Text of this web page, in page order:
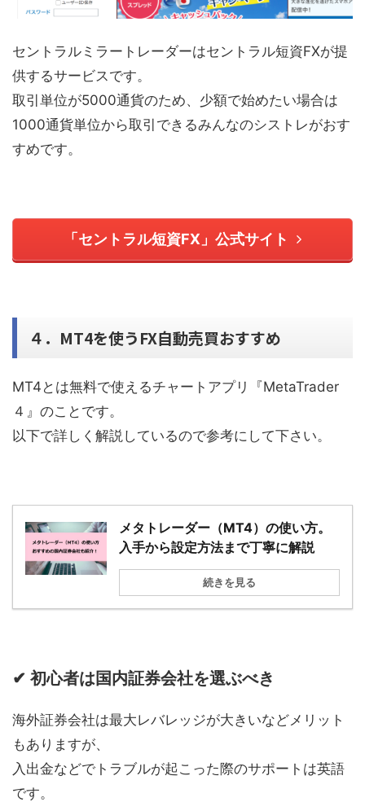
セントラルミラートレーダーはセントラル短資FXが提
供するサービスです。
取引単位が5000通貨のため、少額で始めたい場合は
1000通貨単位から取引できるみんなのシストレがおす
すめです。
「セントラル短資FX」公式サイト
４．MT4を使うFX自動売買おすすめ
MT4とは無料で使えるチャートアプリ『MetaTrader
４』のことです。
以下で詳しく解説しているので参考にして下さい。
メタトレーダー（MT4）の使い方。
入手から設定方法まで丁寧に解説
続きを見る
✔ 初心者は国内証券会社を選ぶべき
海外証券会社は最大レバレッジが大きいなどメリット
もありますが、
入出金などでトラブルが起こった際のサポートは英語
です。